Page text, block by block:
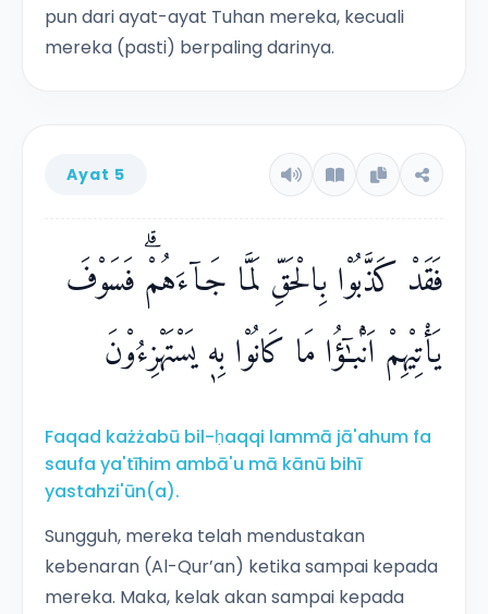
pun dari ayat-ayat Tuhan mereka, kecuali
mereka (pasti) berpaling darinya.
Ayat 5
فَقَدْ كَذَّبُوْا بِالْحَقِّ لَمَّا جَاۤءَهُمْۗ فَسَوْفَ
يَأْتِيْهِمْ اَنْۢبـٰۤؤُا مَا كَانُوْا بِهٖ يَسْتَهْزِءُوْنَ
Faqad każżabū bil-ḥaqqi lammā jā'ahum fa
saufa ya'tīhim ambā'u mā kānū bihī
yastahzi'ūn(a).
Sungguh, mereka telah mendustakan
kebenaran (Al-Qur’an) ketika sampai kepada
mereka. Maka, kelak akan sampai kepada